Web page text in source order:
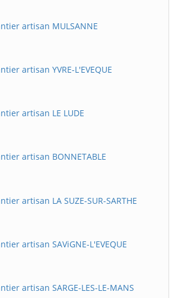
artisan MULSANNE
artisan YVRE-L'EVEQUE
artisan LE LUDE
artisan BONNETABLE
artisan LA SUZE-SUR-SARTHE
artisan SAViGNE-L'EVEQUE
artisan SARGE-LES-LE-MANS